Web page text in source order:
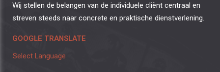
Wij stellen de belangen van de individuele cliënt centraal en
streven steeds naar concrete en praktische dienstverlening.
GOOGLE TRANSLATE
Select Language